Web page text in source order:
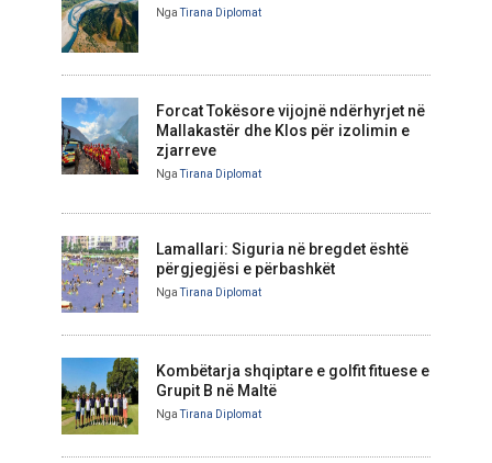
NgaTirana Diplomat
Forcat Tokësore vijojnë ndërhyrjet në
Mallakastër dhe Klos për izolimin e
zjarreve
NgaTirana Diplomat
Lamallari: Siguria në bregdet është
përgjegjësi e përbashkët
NgaTirana Diplomat
Kombëtarja shqiptare e golfit fituese e
Grupit B në Maltë
NgaTirana Diplomat